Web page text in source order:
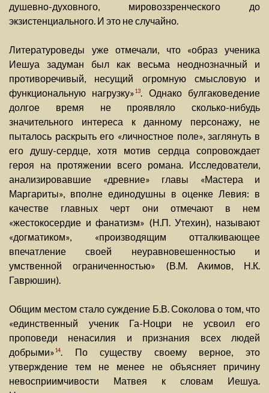
душевно-духовного, мировоззренческого до
экзистенциального. И это не случайно.
Литературоведы уже отмечали, что «образ ученика
Иешуа задуман был как весьма неоднозначный и
противоречивый, несущий огромную смысловую и
функциональную нагрузку»13. Однако булгаковедение
долгое время не проявляло сколько-нибудь
значительного интереса к данному персонажу, не
пыталось раскрыть его «личностное поле», заглянуть в
его душу-сердце, хотя мотив сердца сопровождает
героя на протяжении всего романа. Исследователи,
анализировавшие «древние» главы «Мастера и
Маргариты», вполне единодушны в оценке Левия: в
качестве главных черт они отмечают в нем
«жестокосердие и фанатизм» (Н.П. Утехин), называют
«догматиком», «производящим отталкивающее
впечатление своей неуравновешенностью и
умственной ограниченностью» (В.М. Акимов, Н.К.
Гаврюшин).
Общим местом стало суждение Б.В. Соколова о том, что
«единственный ученик Га-Ноцри не усвоил его
проповеди ненасилия и признания всех людей
добрыми»14. По существу своему верное, это
утверждение тем не менее не объясняет причину
невосприимчивости Матвея к словам Иешуа.